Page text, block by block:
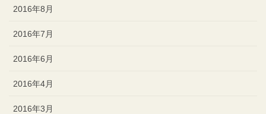
2016年8月
2016年7月
2016年6月
2016年4月
2016年3月